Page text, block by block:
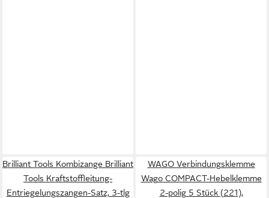
Brilliant Tools Kombizange Brilliant
Tools Kraftstoffleitung-
Entriegelungszangen-Satz, 3-tlg
WAGO Verbindungsklemme
Wago COMPACT-Hebelklemme
2-polig 5 Stück (221),